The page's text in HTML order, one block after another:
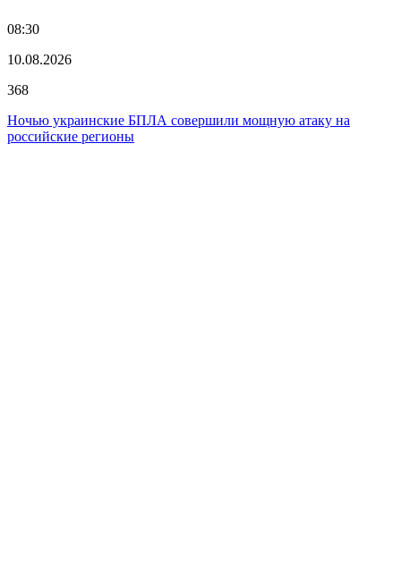
08:30
10.08.2026
368
Ночью украинские БПЛА совершили мощную атаку на
российские регионы